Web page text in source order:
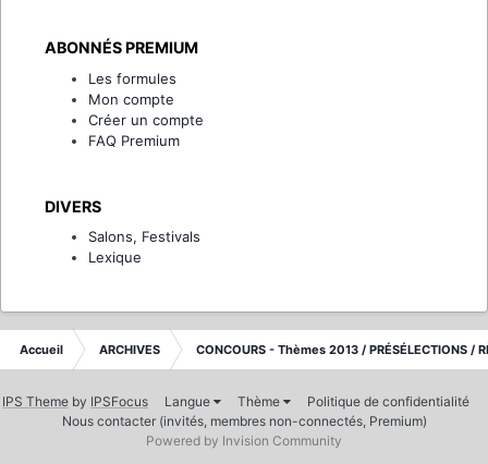
ABONNÉS PREMIUM
Les formules
Mon compte
Créer un compte
FAQ Premium
DIVERS
Salons, Festivals
Lexique
Accueil ARCHIVES CONCOURS - Thèmes 2013 / PRÉSÉLECTIONS /
IPS Theme by IPSFocus Langue Thème
Politique de confidentialité
Nous contacter (invités, membres non-connectés, Premium)
Powered by Invision Community